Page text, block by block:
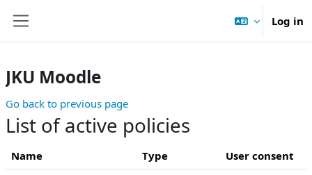
Log in
JKU Moodle
Go back to previous page
List of active policies
Name Type
User consent